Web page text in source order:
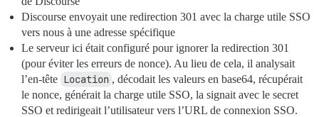
Discourse envoyait une redirection 301 avec la charge utile SSO
vers nous à une adresse spécifique
Le serveur ici était configuré pour ignorer la redirection 301
(pour éviter les erreurs de nonce). Au lieu de cela, il analysait
l’en-tête Location , décodait les valeurs en base64, récupérait
le nonce, générait la charge utile SSO, la signait avec le secret
SSO et redirigeait l’utilisateur vers l’URL de connexion SSO.